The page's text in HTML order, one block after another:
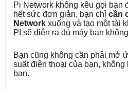
Pi Network không kêu gọi bạn
hết sức đơn giản, bạn chỉ cần
Network xuống và tạo một tài
PI sẽ diễn ra dù máy bạn
Bạn cũng không cần phải mở
suất điện thoại của bạn,
bạn.